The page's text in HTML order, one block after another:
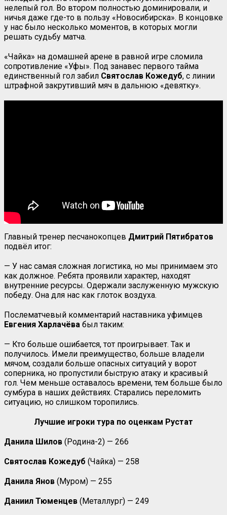
нелепый гол. Во втором полностью доминировали, и
ничья даже где-то в пользу «Новосибирска». В концовке
у нас было несколько моментов, в которых могли
решать судьбу матча.
«Чайка» на домашней арене в равной игре сломила
сопротивление «Уфы». Под занавес первого тайма
единственный гол забил Святослав Кожедуб, с линии
штрафной закрутивший мяч в дальнюю «девятку».
Главный тренер песчанокопцев Дмитрий Пятибратов
подвёл итог:
— У нас самая сложная логистика, но мы принимаем это
как должное. Ребята проявили характер, находят
внутренние ресурсы. Одержали заслуженную мужскую
победу. Она для нас как глоток воздуха.
Послематчевый комментарий наставника уфимцев
Евгения Харлачёва был таким:
— Кто больше ошибается, тот проигрывает. Так и
получилось. Имели преимущество, больше владели
мячом, создали больше опасных ситуаций у ворот
соперника, но пропустили быструю атаку и красивый
гол. Чем меньше оставалось времени, тем больше было
сумбура в наших действиях. Старались переломить
ситуацию, но слишком торопились.
Лучшие игроки тура по оценкам Рустат
Данила Шилов (Родина-2) — 266
Святослав Кожедуб (Чайка) — 258
Данила Янов (Муром) — 255
Даниил Тюменцев (Металлург) — 249